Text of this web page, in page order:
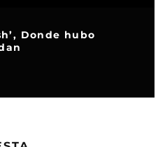
Donde hubo